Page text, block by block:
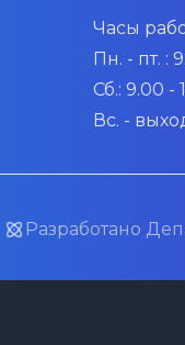
Часы
Пн. - пт. :
Сб.: 9.00 -
Вс. -
Разработано